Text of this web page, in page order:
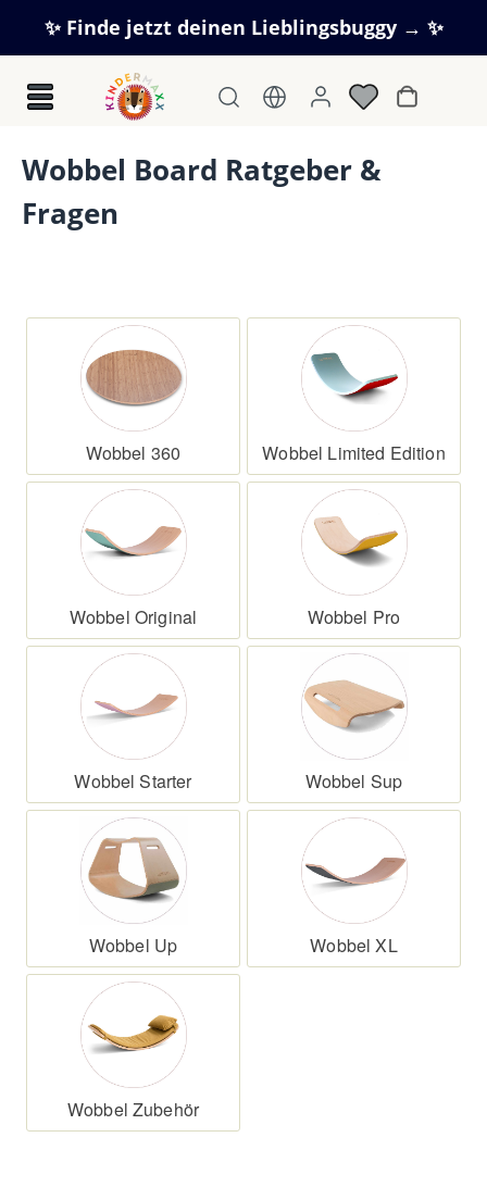
Zum Hauptinhalt springen
✨ Finde jetzt deinen Lieblingsbuggy → ✨
Wobbel Board Ratgeber &
Fragen
Wobbel 360 Wobbel Limited Edition
Wobbel Original Wobbel Pro
Wobbel Starter Wobbel Sup
Wobbel Up Wobbel XL
Wobbel Zubehör